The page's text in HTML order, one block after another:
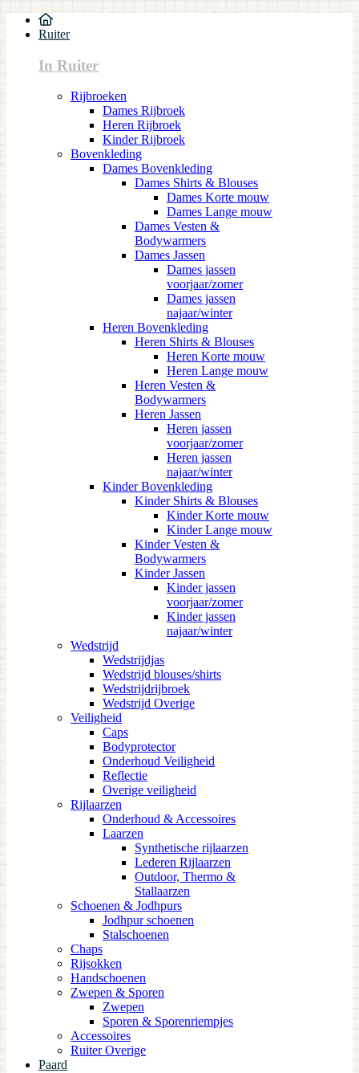
Ruiter
In Ruiter
Rijbroeken
Dames Rijbroek
Heren Rijbroek
Kinder Rijbroek
Bovenkleding
Dames Bovenkleding
Dames Shirts & Blouses
Dames Korte mouw
Dames Lange mouw
Dames Vesten &
Bodywarmers
Dames Jassen
Dames jassen
voorjaar/zomer
Dames jassen
najaar/winter
Heren Bovenkleding
Heren Shirts & Blouses
Heren Korte mouw
Heren Lange mouw
Heren Vesten &
Bodywarmers
Heren Jassen
Heren jassen
voorjaar/zomer
Heren jassen
najaar/winter
Kinder Bovenkleding
Kinder Shirts & Blouses
Kinder Korte mouw
Kinder Lange mouw
Kinder Vesten &
Bodywarmers
Kinder Jassen
Kinder jassen
voorjaar/zomer
Kinder jassen
najaar/winter
Wedstrijd
Wedstrijdjas
Wedstrijd blouses/shirts
Wedstrijdrijbroek
Wedstrijd Overige
Veiligheid
Caps
Bodyprotector
Onderhoud Veiligheid
Reflectie
Overige veiligheid
Rijlaarzen
Onderhoud & Accessoires
Laarzen
Synthetische rijlaarzen
Lederen Rijlaarzen
Outdoor, Thermo &
Stallaarzen
Schoenen & Jodhpurs
Jodhpur schoenen
Stalschoenen
Chaps
Rijsokken
Handschoenen
Zwepen & Sporen
Zwepen
Sporen & Sporenriempjes
Accessoires
Ruiter Overige
Paard